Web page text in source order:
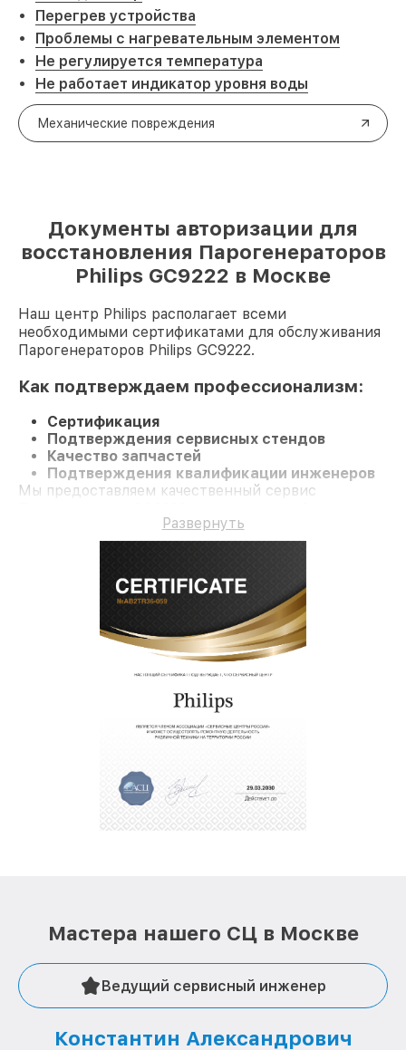
Перегрев устройства
Проблемы с нагревательным элементом
Не регулируется температура
Не работает индикатор уровня воды
Механические повреждения
Документы авторизации для
восстановления Парогенераторов
Philips GC9222 в Москве
Наш центр Philips располагает всеми
необходимыми сертификатами для обслуживания
Парогенераторов Philips GC9222.
Как подтверждаем профессионализм:
Сертификация
Подтверждения сервисных стендов
Качество запчастей
Подтверждения квалификации инженеров
Мы предоставляем качественный сервис
Развернуть
Мастера нашего СЦ в Москве
Ведущий сервисный инженер
Константин Александрович